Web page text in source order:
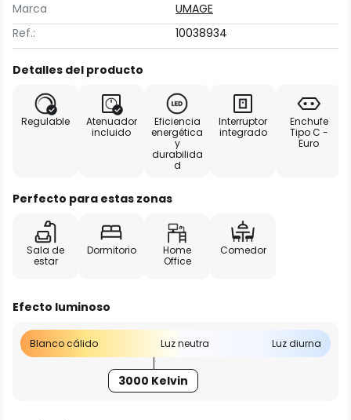
Marca
UMAGE
Ref.:
10038934
Detalles del producto
Regulable
Atenuador
incluido
Eficiencia
energética
y
durabilida
d
Interruptor
integrado
Enchufe
Tipo C -
Euro
Perfecto para estas zonas
Sala de
estar
Dormitorio
Home
Office
Comedor
Efecto luminoso
Blanco cálido Luz neutra Luz diurna
3000 Kelvin